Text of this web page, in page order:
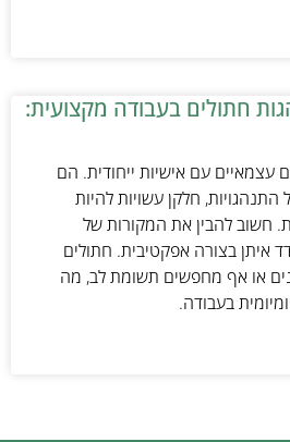
חתולים בעבודה מקצועית:
עצמאיים עם אישיות ייחודית. הם
התנהגויות, חלקן עשויות להיות
חשוב להבין את המקורות של
איתן בצורה אפקטיבית. חתולים
או אף מחפשים תשומת לב, מה
בעבודה.